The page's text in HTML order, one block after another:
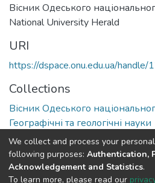
Вісник Одеського
National University Herald
URI
https://dspace.onu.edu.ua/
Collections
Вісник Одеського
Географічні та геологічні науки
Full item page
We collect and process your
following purposes: Authentication,
Acknowledgement and Statistics.
To learn more, please read our